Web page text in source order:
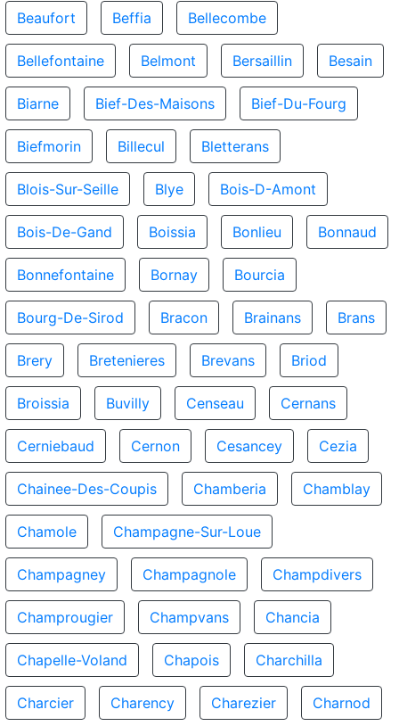
Beaufort Beffia Bellecombe
Bellefontaine Belmont Bersaillin Besain
Biarne Bief-Des-Maisons Bief-Du-Fourg
Biefmorin Billecul Bletterans
Blois-Sur-Seille Blye Bois-D-Amont
Bois-De-Gand Boissia Bonlieu Bonnaud
Bonnefontaine Bornay Bourcia
Bourg-De-Sirod Bracon Brainans Brans
Brery Bretenieres Brevans Briod
Broissia Buvilly Censeau Cernans
Cerniebaud Cernon Cesancey Cezia
Chainee-Des-Coupis Chamberia Chamblay
Chamole Champagne-Sur-Loue
Champagney Champagnole Champdivers
Champrougier Champvans Chancia
Chapelle-Voland Chapois Charchilla
Charcier Charency Charezier Charnod